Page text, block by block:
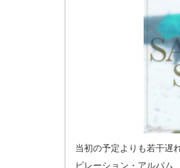
当初の予定よりも若干遅
ピレーション・アルバム